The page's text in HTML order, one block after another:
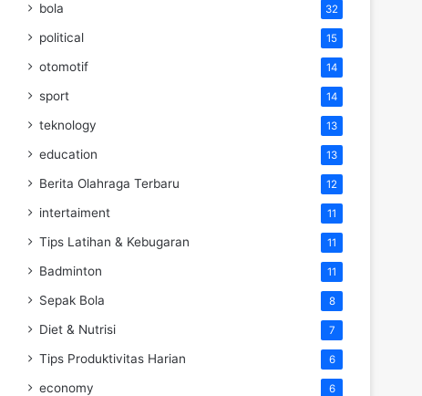
bola 32
political 15
otomotif 14
sport 14
teknology 13
education 13
Berita Olahraga Terbaru 12
intertaiment 11
Tips Latihan & Kebugaran 11
Badminton 11
Sepak Bola 8
Diet & Nutrisi 7
Tips Produktivitas Harian 6
economy 6